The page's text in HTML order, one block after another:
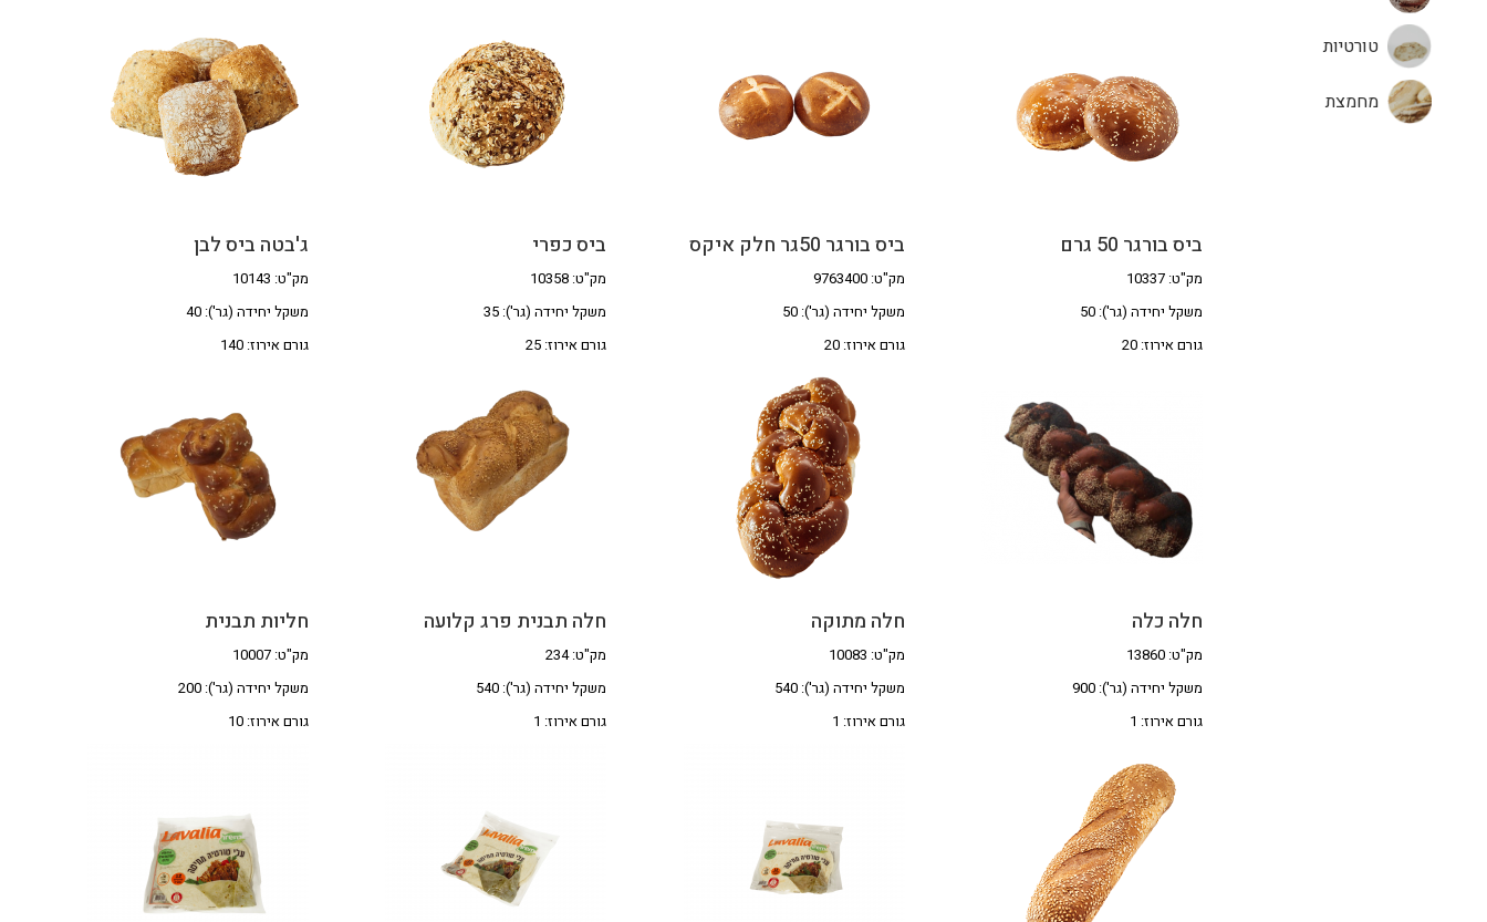
טורטיות
מחמצת
ביס בורגר 50 גרם
מק"ט: 10337
משקל יחידה (גר'): 50
גורם אירוז: 20
ביס בורגר 50גר חלק איקס
מק"ט: 9763400
משקל יחידה (גר'): 50
גורם אירוז: 20
ביס כפרי
מק"ט: 10358
משקל יחידה (גר'): 35
גורם אירוז: 25
ג'בטה ביס לבן
מק"ט: 10143
משקל יחידה (גר'): 40
גורם אירוז: 140
חלה כלה
מק"ט: 13860
משקל יחידה (גר'): 900
גורם אירוז: 1
חלה מתוקה
מק"ט: 10083
משקל יחידה (גר'): 540
גורם אירוז: 1
חלה תבנית פרג קלועה
מק"ט: 234
משקל יחידה (גר'): 540
גורם אירוז: 1
חליות תבנית
מק"ט: 10007
משקל יחידה (גר'): 200
גורם אירוז: 10